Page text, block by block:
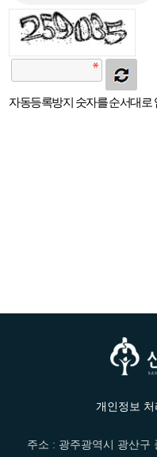
자동등록방지 숫자를 순서대로
개인정보 처
주소 : 광주광역시 광산구